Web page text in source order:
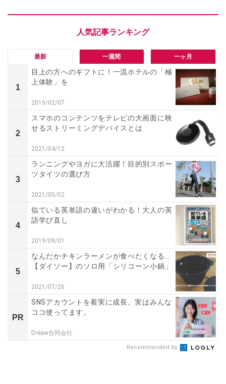
最新 一週間 一ヶ月
1
目上の方へのギフトに！一流ホテルの「極
上体験」を
2019/02/07
2
スマホのコンテンツをテレビの大画面に映
せるストリーミングデバイスとは
2021/04/12
3
ランニングやヨガに大活躍！目的別スポー
ツタイツの選び方
2021/05/02
4
似ている英単語の違いがわかる！大人の英
語学び直し
2019/09/01
5
なんだかチキンラーメンが食べたくなる…
【ダイソー】のソロ用「シリコーン小鍋」
2021/07/26
PR
SNSアカウントを着実に成長。実はみんな
ココ使ってます。
Dreaw合同会社
Recommended by